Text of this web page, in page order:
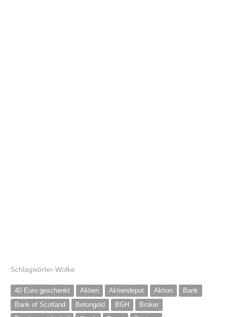
Schlagwörter-Wolke
40 Euro geschenkt Aktien Aktiendepot Aktion
Bank
Bank of Scotland
Betongold BGH
Broker